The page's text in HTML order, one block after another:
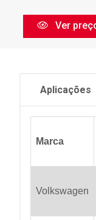
Ver
Aplicações
Marca
Volkswagen